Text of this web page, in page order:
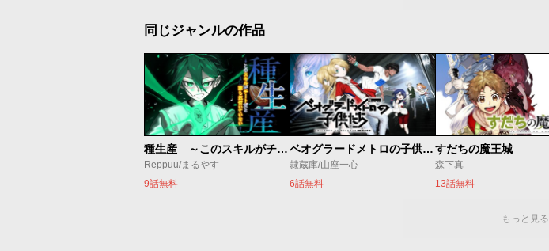
同じジャンルの作品
種生産 ～このスキルがチートだとまだ誰も気付いていない～
Reppuu/まるやす
9話無料
ベオグラードメトロの子供たち
隷蔵庫/山座一心
6話無料
すだちの魔王城
森下真
13話無料
もっと見る